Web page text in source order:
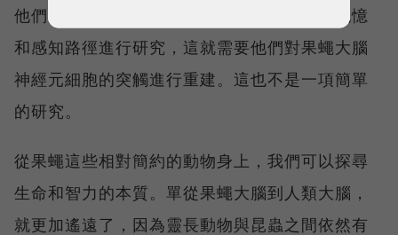
他們接下來要做的，是對果蠅大腦的學習、記憶
和感知路徑進行研究，這就需要他們對果蠅大腦
神經元細胞的突觸進行重建。這也不是一項簡單
的研究。
從果蠅這些相對簡約的動物身上，我們可以探尋
生命和智力的本質。單從果蠅大腦到人類大腦，
就更加遙遠了，因為靈長動物與昆蟲之間依然有